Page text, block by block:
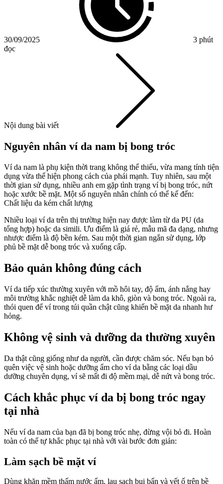
30/09/2025
3 phút
đọc
Nội dung bài viết
Nguyên nhân ví da nam bị bong tróc
Ví da nam là phụ kiện thời trang không thể thiếu, vừa mang tính tiện
dụng vừa thể hiện phong cách của phái mạnh. Tuy nhiên, sau một
thời gian sử dụng, nhiều anh em gặp tình trạng ví bị bong tróc, nứt
hoặc xước bề mặt. Một số nguyên nhân chính có thể kể đến:
Chất liệu da kém chất lượng
Nhiều loại ví da trên thị trường hiện nay được làm từ da PU (da
tổng hợp) hoặc da simili. Ưu điểm là giá rẻ, mẫu mã đa dạng, nhưng
nhược điểm là độ bền kém. Sau một thời gian ngắn sử dụng, lớp
phủ bề mặt dễ bong tróc và xuống cấp.
Bảo quản không đúng cách
Ví da tiếp xúc thường xuyên với mồ hôi tay, độ ẩm, ánh nắng hay
môi trường khắc nghiệt dễ làm da khô, giòn và bong tróc. Ngoài ra,
thói quen để ví trong túi quần chật cũng khiến bề mặt da nhanh hư
hỏng.
Không vệ sinh và dưỡng da thường xuyên
Da thật cũng giống như da người, cần được chăm sóc. Nếu bạn bỏ
quên việc vệ sinh hoặc dưỡng ẩm cho ví da bằng các loại dầu
dưỡng chuyên dụng, ví sẽ mất đi độ mềm mại, dễ nứt và bong tróc.
Cách khắc phục ví da bị bong tróc ngay
tại nhà
Nếu ví da nam của bạn đã bị bong tróc nhẹ, đừng vội bỏ đi. Hoàn
toàn có thể tự khắc phục tại nhà với vài bước đơn giản:
Làm sạch bề mặt ví
Dùng khăn mềm thấm nước ấm, lau sạch bụi bẩn và vết ố trên bề